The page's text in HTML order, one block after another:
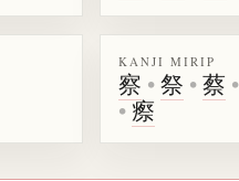
KANJI MIRIP
察 •祭 •蔡
•瘵